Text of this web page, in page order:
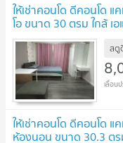
ให้เช่าคอนโด ดีคอนโด
โอ ขนาด 30 ตรม ใกล้ เ
สตู
ให้เช่าคอนโด ดีคอนโด
ห้องนอน ขนาด 30.3 ตร